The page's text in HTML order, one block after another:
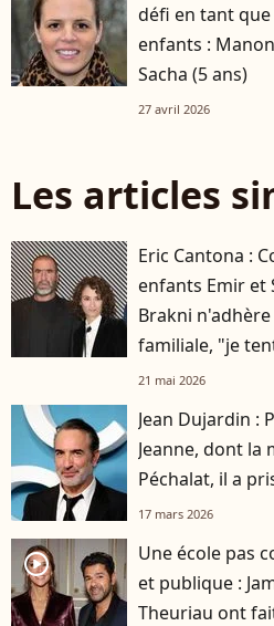
défi en tant
enfants :
Sacha (5 ans)
27 avril 2026
Les articles
Eric Cantona :
enfants Emir et
Brakni
familiale, "je
d'avis"
21 mai 2026
Jean Dujardin :
Jeanne, dont la
Péchalat, il a
17 mars 2026
player2
Une école pas
et publique :
Theuriau ont